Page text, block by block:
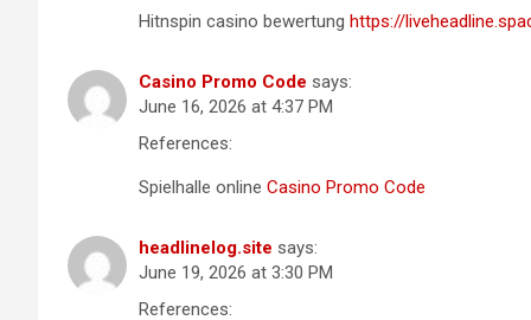
Hitnspin casino bewertung https://
Casino Promo Code says:
June 16, 2026 at 4:37 PM
References:
Spielhalle online Casino Promo Code
headlinelog.site says:
June 19, 2026 at 3:30 PM
References: